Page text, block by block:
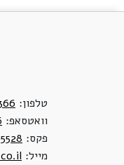
טלפון:
וואטסאפ:
פקס:
מייל: